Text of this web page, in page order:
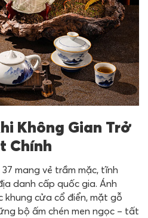
Không Gian Trở
Chính
mang vẻ trầm mặc, tĩnh
danh cấp quốc gia. Ánh
khung cửa cổ điển, mặt gỗ
bộ ấm chén men ngọc – tất